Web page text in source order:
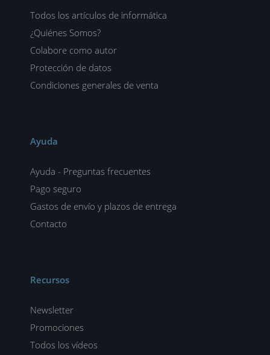
Todos los artículos de informática
¿Quiénes Somos?
Colabore como autor
Protección de datos
Condiciones generales de venta
Ayuda
Ayuda - Preguntas frecuentes
Pago seguro
Gastos de envío y plazos de entrega
Contacto
Recursos
Newsletter
Promociones
Todos los vídeos